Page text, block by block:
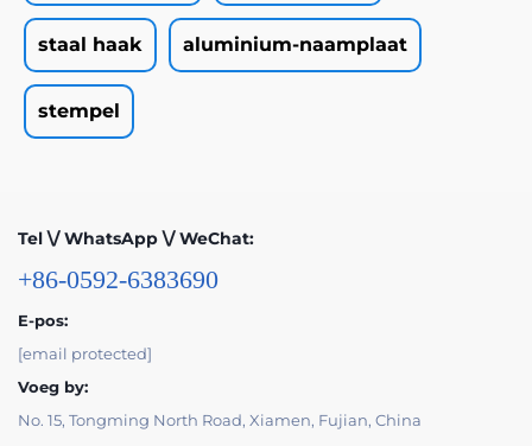
staal haak aluminium-naamplaat
stempel
Tel \/ WhatsApp \/ WeChat:
+86-0592-6383690
E-pos:
[email protected]
Voeg by:
No. 15, Tongming North Road, Xiamen, Fujian, China